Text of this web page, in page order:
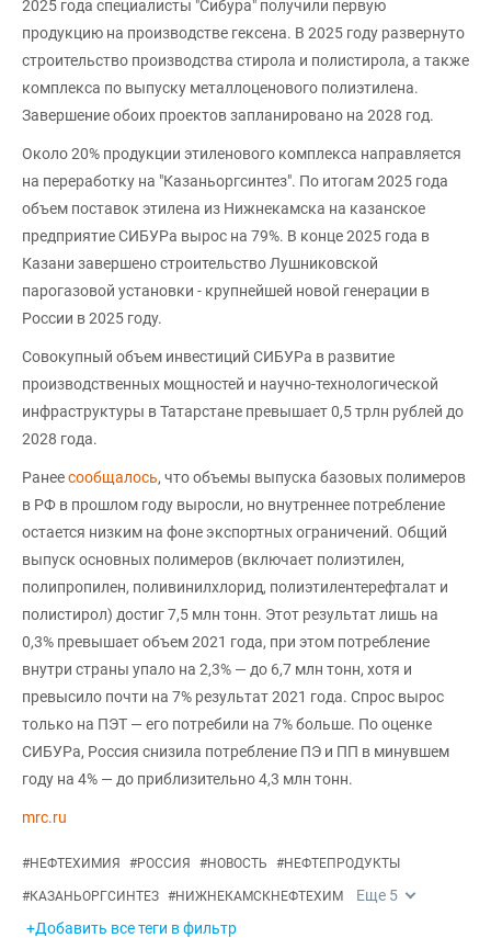
2025 года специалисты "Сибура" получили первую
продукцию на производстве гексена. В 2025 году развернуто
строительство производства стирола и полистирола, а также
комплекса по выпуску металлоценового полиэтилена.
Завершение обоих проектов запланировано на 2028 год.
Около 20% продукции этиленового комплекса направляется
на переработку на "Казаньоргсинтез". По итогам 2025 года
объем поставок этилена из Нижнекамска на казанское
предприятие СИБУРа вырос на 79%. В конце 2025 года в
Казани завершено строительство Лушниковской
парогазовой установки - крупнейшей новой генерации в
России в 2025 году.
Совокупный объем инвестиций СИБУРа в развитие
производственных мощностей и научно-технологической
инфраструктуры в Татарстане превышает 0,5 трлн рублей до
2028 года.
Ранеесообщалось, что объемы выпуска базовых полимеров
в РФ в прошлом году выросли, но внутреннее потребление
остается низким на фоне экспортных ограничений. Общий
выпуск основных полимеров (включает полиэтилен,
полипропилен, поливинилхлорид, полиэтилентерефталат и
полистирол) достиг 7,5 млн тонн. Этот результат лишь на
0,3% превышает объем 2021 года, при этом потребление
внутри страны упало на 2,3% — до 6,7 млн тонн, хотя и
превысило почти на 7% результат 2021 года. Спрос вырос
только на ПЭТ — его потребили на 7% больше. По оценке
СИБУРа, Россия снизила потребление ПЭ и ПП в минувшем
году на 4% — до приблизительно 4,3 млн тонн.
mrc.ru
#НЕФТЕХИМИЯ #РОССИЯ #НОВОСТЬ #НЕФТЕПРОДУКТЫ
#КАЗАНЬОРГСИНТЕЗ #НИЖНЕКАМСКНЕФТЕХИМ Еще 5
+Добавить все теги в фильтр